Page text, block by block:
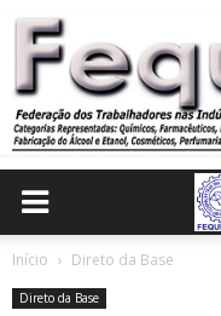
Início Direto da Base
Direto da Base